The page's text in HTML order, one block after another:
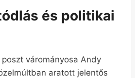
és politikai
várományosa Andy
aratott jelentős